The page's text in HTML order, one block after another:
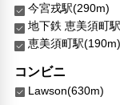
今宮戎駅(290m)
地下鉄 恵美須町
恵美須町駅(190m)
コンビニ
Lawson(630m)